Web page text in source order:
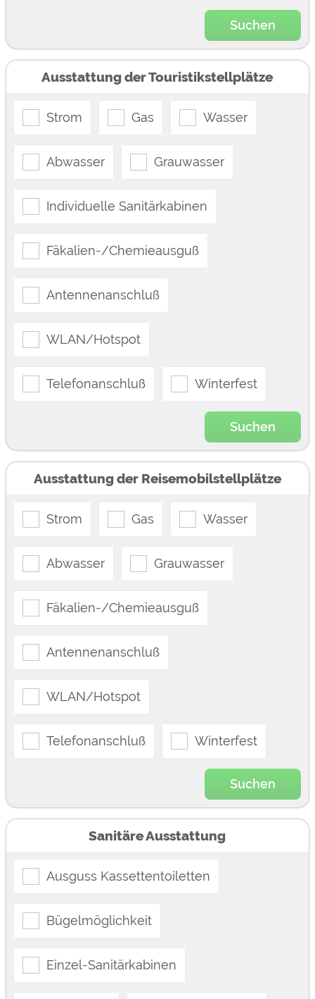
Suchen
Ausstattung der Touristikstellplätze
Strom Gas Wasser
Abwasser Grauwasser
Individuelle Sanitärkabinen
Fäkalien-/Chemieausguß
Antennenanschluß
WLAN/Hotspot
Telefonanschluß Winterfest
Suchen
Ausstattung der Reisemobilstellplätze
Strom Gas Wasser
Abwasser Grauwasser
Fäkalien-/Chemieausguß
Antennenanschluß
WLAN/Hotspot
Telefonanschluß Winterfest
Suchen
Sanitäre Ausstattung
Ausguss Kassettentoiletten
Bügelmöglichkeit
Einzel-Sanitärkabinen